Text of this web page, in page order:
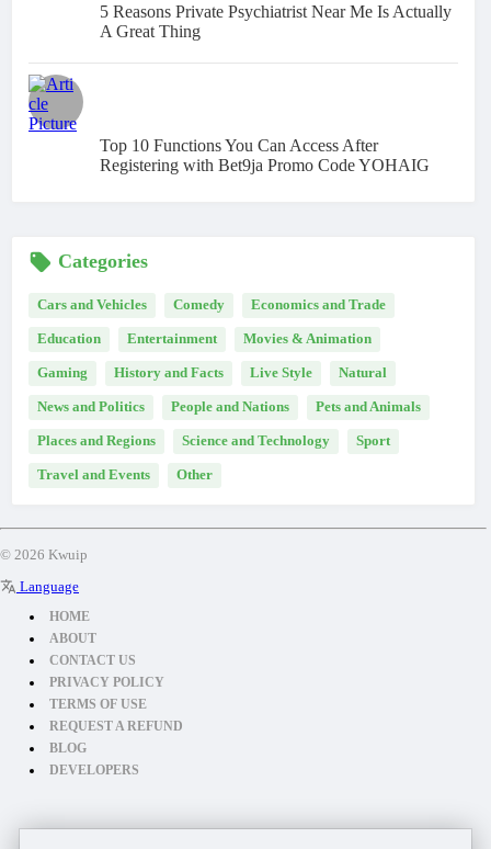
5 Reasons Private Psychiatrist Near Me Is Actually
A Great Thing
Top 10 Functions You Can Access After
Registering with Bet9ja Promo Code YOHAIG
Categories
Cars and Vehicles Comedy Economics and Trade
Education Entertainment Movies & Animation
Gaming History and Facts Live Style Natural
News and Politics People and Nations Pets and Animals
Places and Regions Science and Technology Sport
Travel and Events Other
© 2026 Kwuip
Language
HOME
ABOUT
CONTACT US
PRIVACY POLICY
TERMS OF USE
REQUEST A REFUND
BLOG
DEVELOPERS